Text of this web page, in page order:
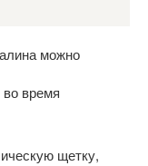
можно
время
щетку,